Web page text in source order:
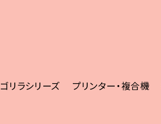
ゴリラシリーズ プリンター・複合機